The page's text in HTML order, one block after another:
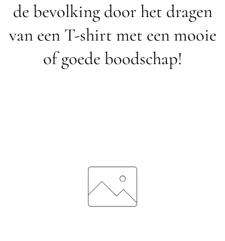
de bevolking door het dragen
van een T-shirt met een mooie
of goede boodschap!